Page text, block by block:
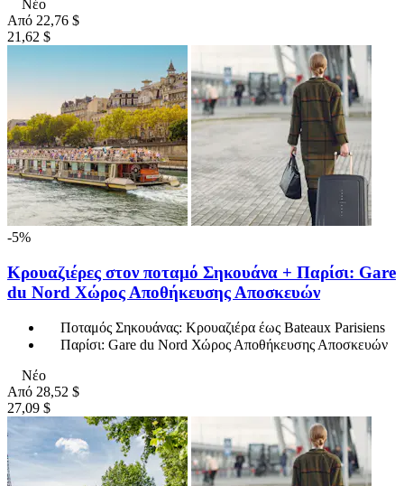
Νέο
Από 22,76 $
21,62 $
-5%
Κρουαζιέρες στον ποταμό Σηκουάνα + Παρίσι: Gare
du Nord Χώρος Αποθήκευσης Αποσκευών
Ποταμός Σηκουάνας: Κρουαζιέρα έως Bateaux Parisiens
Παρίσι: Gare du Nord Χώρος Αποθήκευσης Αποσκευών
Νέο
Από 28,52 $
27,09 $